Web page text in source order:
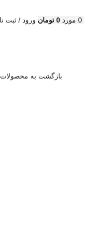
0 مورد 0 تومان ورود / ثبت
بازگشت به محصولات